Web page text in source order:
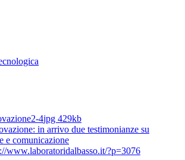
4jpg 429kb
in arrivo due testimonianze su
e comunicazione
www.laboratoridalbasso.it/?p=3076